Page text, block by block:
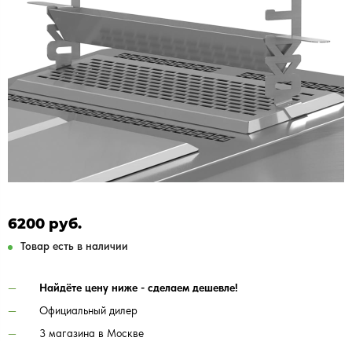
6200 руб.
Товар есть в наличии
Найдёте цену ниже - сделаем дешевле!
Официальный дилер
3 магазина в Москве